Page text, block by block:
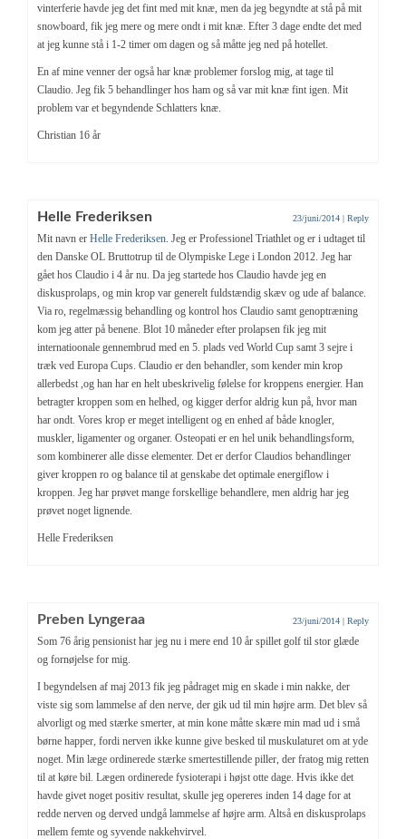
vinterferie havde jeg det fint med mit knæ, men da jeg begyndte at stå på mit
snowboard, fik jeg mere og mere ondt i mit knæ. Efter 3 dage endte det med
at jeg kunne stå i 1-2 timer om dagen og så måtte jeg ned på hotellet.
En af mine venner der også har knæ problemer forslog mig, at tage til
Claudio. Jeg fik 5 behandlinger hos ham og så var mit knæ fint igen. Mit
problem var et begyndende Schlatters knæ.
Christian 16 år
Helle Frederiksen 23/juni/2014 | Reply
Mit navn er Helle Frederiksen . Jeg er Professionel Triathlet og er i udtaget til
den Danske OL Bruttotrup til de Olympiske Lege i London 2012. Jeg har
gået hos Claudio i 4 år nu. Da jeg startede hos Claudio havde jeg en
diskusprolaps, og min krop var generelt fuldstændig skæv og ude af balance.
Via ro, regelmæssig behandling og kontrol hos Claudio samt genoptræning
kom jeg atter på benene. Blot 10 måneder efter prolapsen fik jeg mit
internatioonale gennembrud med en 5. plads ved World Cup samt 3 sejre i
træk ved Europa Cups. Claudio er den behandler, som kender min krop
allerbedst ,og han har en helt ubeskrivelig følelse for kroppens energier. Han
betragter kroppen som en helhed, og kigger derfor aldrig kun på, hvor man
har ondt. Vores krop er meget intelligent og en enhed af både knogler,
muskler, ligamenter og organer. Osteopati er en hel unik behandlingsform,
som kombinerer alle disse elementer. Det er derfor Claudios behandlinger
giver kroppen ro og balance til at genskabe det optimale energiflow i
kroppen. Jeg har prøvet mange forskellige behandlere, men aldrig har jeg
prøvet noget lignende.
Helle Frederiksen
Preben Lyngeraa 23/juni/2014 | Reply
Som 76 årig pensionist har jeg nu i mere end 10 år spillet golf til stor glæde
og fornøjelse for mig.
I begyndelsen af maj 2013 fik jeg pådraget mig en skade i min nakke, der
viste sig som lammelse af den nerve, der gik ud til min højre arm. Det blev så
alvorligt og med stærke smerter, at min kone måtte skære min mad ud i små
børne happer, fordi nerven ikke kunne give besked til muskulaturet om at yde
noget. Min læge ordinerede stærke smertestillende piller, der fratog mig retten
til at køre bil. Lægen ordinerede fysioterapi i højst otte dage. Hvis ikke det
havde givet noget positiv resultat, skulle jeg opereres inden 14 dage for at
redde nerven og derved undgå lammelse af højre arm. Altså en diskusprolaps
mellem femte og syvende nakkehvirvel.